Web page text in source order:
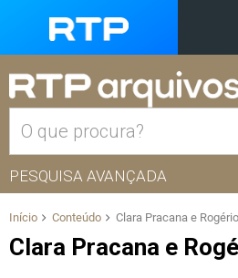
PESQUISA AVANÇADA
Início Conteúdo Clara Pracana e
Clara Pracana e